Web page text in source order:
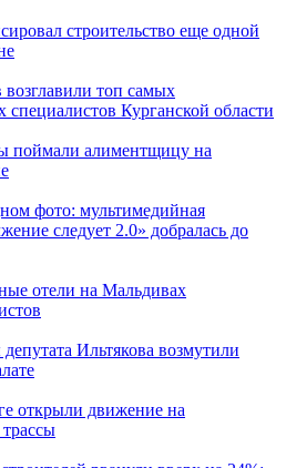
строительство еще одной
топ самых
Курганской области
поймали алиментщицу на
фото: мультимедийная
следует 2.0» добралась до
отели на Мальдивах
Ильтякова возмутили
открыли движение на